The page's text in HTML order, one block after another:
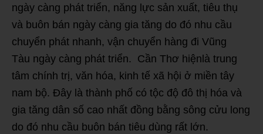
ngày càng phát triển, năng lực sản xuất, tiêu thụ
và buôn bán ngày càng gia tăng do đó nhu cầu
chuyển phát nhanh, vận chuyển hàng đi Vũng
Tàu ngày càng phát triển. Cần Thơ hiệnlà trung
tâm chính trị, văn hóa, kinh tế xã hội ở miền tây
nam bộ. Đây là thành phố có tộc độ đô thị hóa và
gia tăng dân số cao nhất đồng bằng sông cửu long
do đó nhu cầu buôn bán tiêu dùng rất lớn.